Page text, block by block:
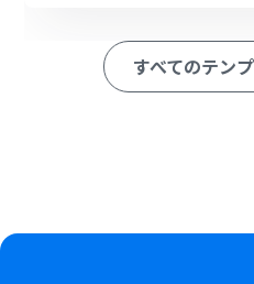
してください
挿入する画像は、フォー
などをアウトプット（変
すべてのテン